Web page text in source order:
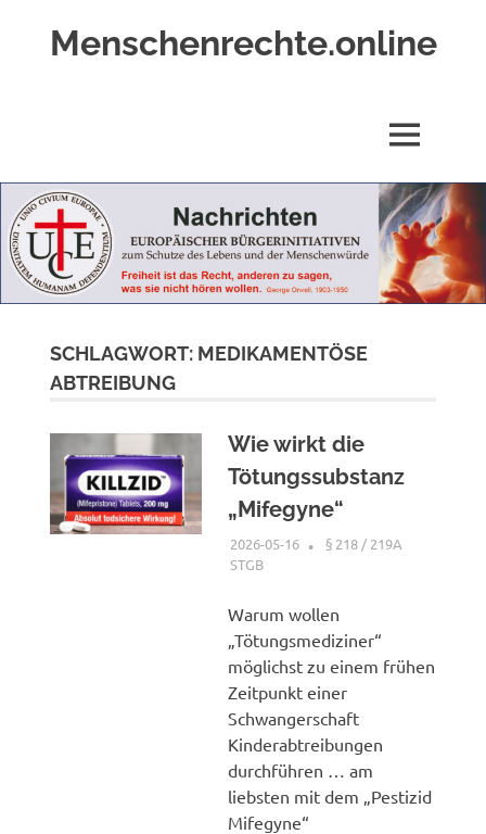
Menschenrechte.online
Geborene
wie
für
Ungeborene
MENÜ
SCHLAGWORT: MEDIKAMENTÖSE
ABTREIBUNG
Wie wirkt die
Tötungssubstanz
„Mifegyne“
2026-05-16 XX
§ 218 / 219A
STGB
Warum wollen
„Tötungsmediziner“
möglichst zu einem frühen
Zeitpunkt einer
Schwangerschaft
Kinderabtreibungen
durchführen … am
liebsten mit dem „Pestizid
Mifegyne“